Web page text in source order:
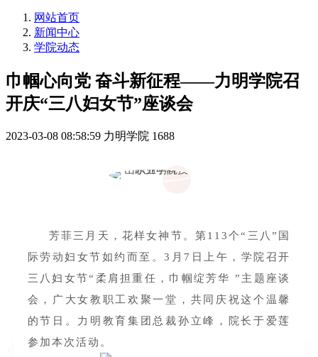
网站首页
新闻中心
学院动态
巾帼心向党 奋斗新征程——力明学院召
开庆“三八妇女节”座谈会
2023-03-08 08:58:59 力明学院 1688
芳菲三月天，花样女神节。第113个“三八”国
际劳动妇女节如约而至。3月7日上午，学院召开
三八妇女节“柔肩担重任，巾帼绽芳华 ”主题座谈
会，广大女教职工欢聚一堂，共同庆祝这个温馨
的节日。力明教育集团总裁孙立峰，院长于爱莲
参加本次活动。